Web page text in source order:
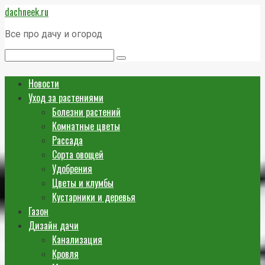
Перейти
к
контенту
dachneek.ru
Все про дачу и огород
Новости
Уход за растениями
Болезни растений
Комнатные цветы
Рассада
Сорта овощей
Удобрения
Цветы и клумбы
Кустарники и деревья
Газон
Дизайн дачи
Канализация
Кровля